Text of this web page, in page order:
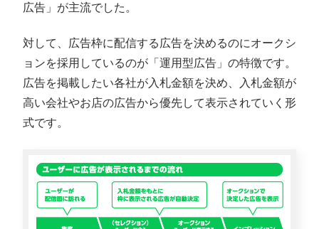
広告」が主流でした。
対して、広告枠に配信する広告を決めるのにオークシ
ョンを採用しているのが「運用型広告」の特徴です。
広告を掲載したい各社が入札金額を決め、入札金額が
高い会社やお店の広告から優先して表示されていく形
式です。